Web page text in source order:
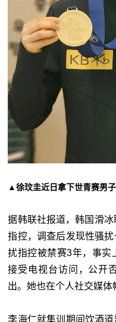
▲徐玟圭近日拿下世青赛男
据韩联社报道，韩国滑
指控，调查后发现性骚
扰指控被禁赛3年，事实
接受电视台访问，公开
出。她也在个人社交媒体
李海仁就集训期间饮酒